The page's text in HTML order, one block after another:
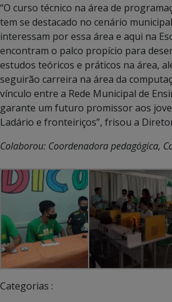
“O curso técnico na área de
tem se destacado no cenário
interessam por essa área e aqui na
encontram o palco propício para
estudos teóricos e práticos na área,
seguirão carreira na área da
vínculo entre a Rede Municipal de
garante um futuro promissor aos
Ladário e fronteiriços”, frisou a
Colaborou: Coordenadora pedagógica,
Categorias :